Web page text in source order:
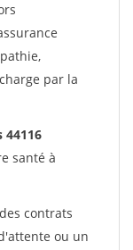
par la
44116
santé à
contrats
ou un